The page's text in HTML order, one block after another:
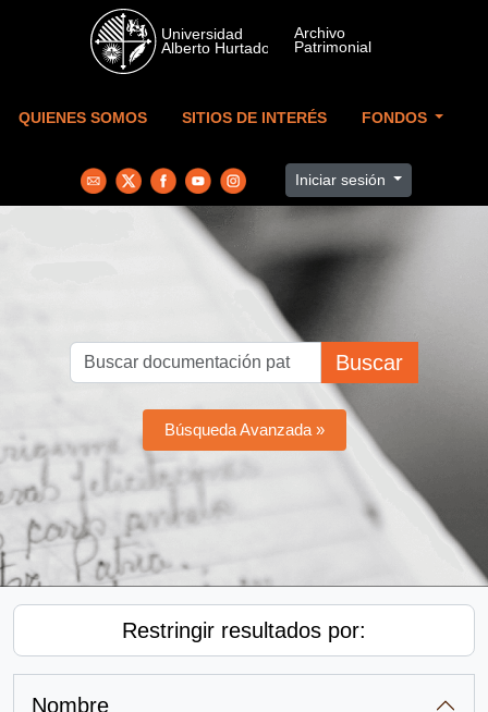
Skip to main content
QUIENES SOMOS SITIOS DE INTERÉS FONDOS
Iniciar sesión
Buscar
Búsqueda Avanzada »
Restringir resultados por:
Nombre